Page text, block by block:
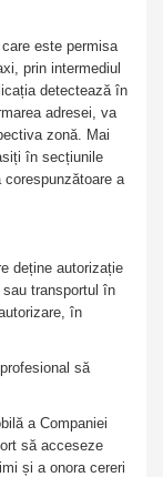
este permisa
prin intermediul
detectează în
adresei, va
zonă. Mai
în secțiunile
a
deține autorizație
transportul în
în
să
a Companiei
să acceseze
și a onora cereri